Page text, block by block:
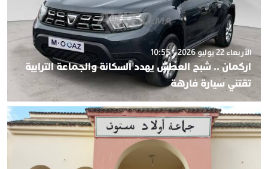
الأربعاء 22 يوليو 2026 - 10:55
اركمان .. شبح العطش يهدد السكانة والجماعة الترابية
تقتني سيارة فارهة